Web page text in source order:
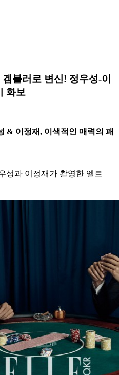
블러로 변신! 정우성-이
화보
& 이정재, 이색적인 매력의 패
성과 이정재가 촬영한 엘르